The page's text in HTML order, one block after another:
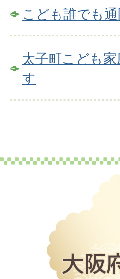
こども誰でも
太子町こども
す